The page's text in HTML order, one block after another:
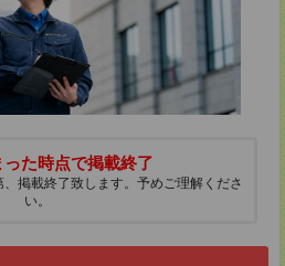
った時点で掲載終了
掲載終了致します。予めご理解くださ
い。